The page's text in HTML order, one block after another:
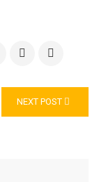
NEXT POST